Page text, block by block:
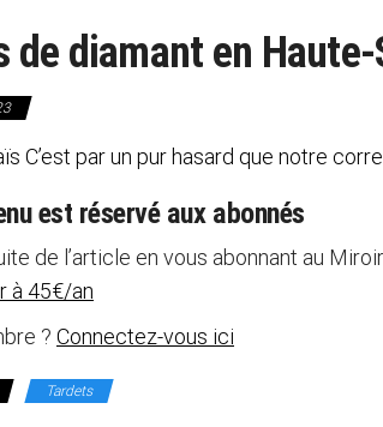
de diamant en
C’est par un pur hasard que notre
est réservé aux abonnés
de l’article en vous abonnant au Miroir
à 45€/an
? Connectez-vous ici
Tardets